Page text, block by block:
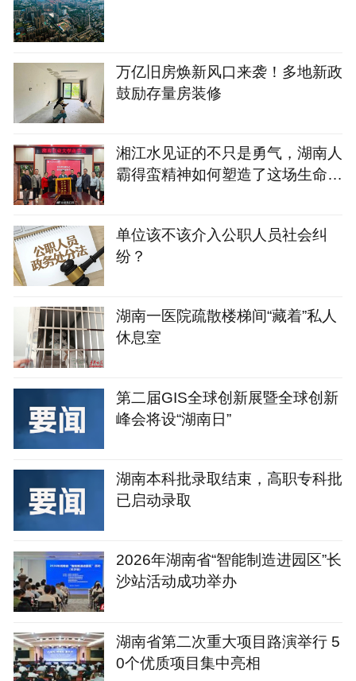
万亿旧房焕新风口来袭！多地新政
鼓励存量房装修
湘江水见证的不只是勇气，湖南人
霸得蛮精神如何塑造了这场生命接
单位该不该介入公职人员社会纠
纷？
湖南一医院疏散楼梯间“藏着”私人
休息室
第二届GIS全球创新展暨全球创新
峰会将设“湖南日”
湖南本科批录取结束，高职专科批
已启动录取
2026年湖南省“智能制造进园区”长
沙站活动成功举办
湖南省第二次重大项目路演举行 5
0个优质项目集中亮相